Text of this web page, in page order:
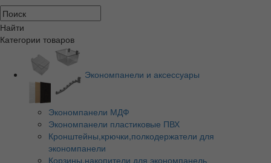
Найти
Категории товаров
Экономпанели и аксессуары
Экономпанели МДФ
Экономпанели пластиковые ПВХ
Кронштейны,крючки,полкодержатели для
экономпанели
Корзины,накопители для экономпанель